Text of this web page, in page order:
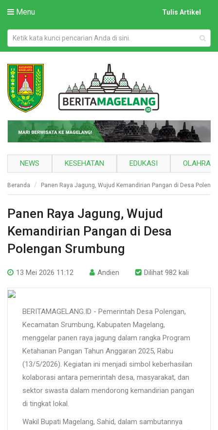
Menu Tulis Artikel
NEWS KESEHATAN EDUKASI
Beranda Panen Raya Jagung, Wujud Kemandirian Pangan di Desa
Panen Raya Jagung, Wujud
Kemandirian Pangan di Desa
Polengan Srumbung
13 Mei 2026 11:12 Andien Dilihat 982 kali
BERITAMAGELANG.ID - Pemerintah Desa Polengan,
Kecamatan Srumbung, Kabupaten Magelang,
menggelar panen raya jagung dalam rangka Program
Ketahanan Pangan Tahun Anggaran 2025, Rabu
(13/5/2026). Kegiatan ini menjadi simbol keberhasilan
kolaborasi antara pemerintah desa, masyarakat, dan
sektor swasta dalam mendorong kemandirian pangan
di tingkat lokal.
Wakil Bupati Magelang, Sahid, dalam sambutannya